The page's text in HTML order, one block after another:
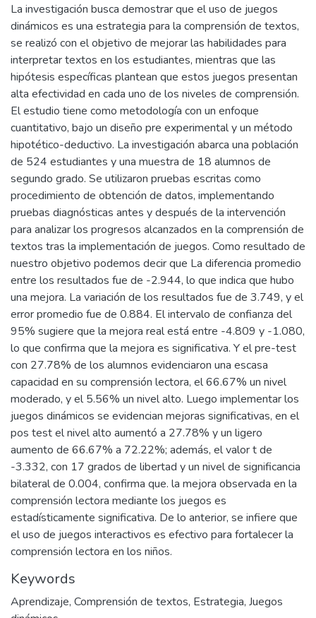
La investigación busca demostrar que el uso de juegos
dinámicos es una estrategia para la comprensión de textos,
se realizó con el objetivo de mejorar las habilidades para
interpretar textos en los estudiantes, mientras que las
hipótesis específicas plantean que estos juegos presentan
alta efectividad en cada uno de los niveles de comprensión.
El estudio tiene como metodología con un enfoque
cuantitativo, bajo un diseño pre experimental y un método
hipotético-deductivo. La investigación abarca una población
de 524 estudiantes y una muestra de 18 alumnos de
segundo grado. Se utilizaron pruebas escritas como
procedimiento de obtención de datos, implementando
pruebas diagnósticas antes y después de la intervención
para analizar los progresos alcanzados en la comprensión de
textos tras la implementación de juegos. Como resultado de
nuestro objetivo podemos decir que La diferencia promedio
entre los resultados fue de -2.944, lo que indica que hubo
una mejora. La variación de los resultados fue de 3.749, y el
error promedio fue de 0.884. El intervalo de confianza del
95% sugiere que la mejora real está entre -4.809 y -1.080,
lo que confirma que la mejora es significativa. Y el pre-test
con 27.78% de los alumnos evidenciaron una escasa
capacidad en su comprensión lectora, el 66.67% un nivel
moderado, y el 5.56% un nivel alto. Luego implementar los
juegos dinámicos se evidencian mejoras significativas, en el
pos test el nivel alto aumentó a 27.78% y un ligero
aumento de 66.67% a 72.22%; además, el valor t de
-3.332, con 17 grados de libertad y un nivel de significancia
bilateral de 0.004, confirma que. la mejora observada en la
comprensión lectora mediante los juegos es
estadísticamente significativa. De lo anterior, se infiere que
el uso de juegos interactivos es efectivo para fortalecer la
comprensión lectora en los niños.
Keywords
Aprendizaje, Comprensión de textos, Estrategia, Juegos